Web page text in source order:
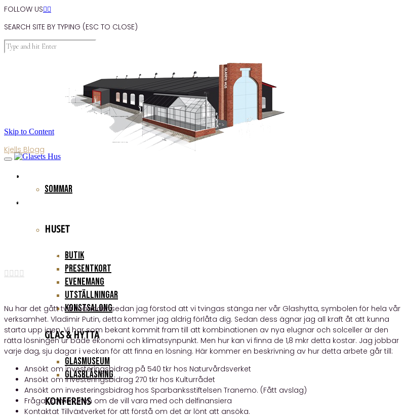
FOLLOW US
SEARCH SITE BY TYPING (ESC TO CLOSE)
Sommar
HUSET
Butik
Presentkort
Evenemang
Utställningar
Konstsalong
GLAS & HYTTA
Glasmuseum
Glasblåsning
KONFERENS
Skip to Content
Kjells Blogg
Blogg 259
Published By
30 oktober, 2022
   
Nu har det gått två månader sedan jag förstod att vi tvingas stänga ner vår Glashytta, symbolen för hela vår
verksamhet. Vladimir Putin, detta kommer jag aldrig förlåta dig. Sedan dess ägnar jag all kraft åt att kunna
starta upp igen. Vi har som bekant kommit fram till att kombinationen av nya elugnar och solceller är den
rätta lösningen ur både ekonomi och klimatsynpunkt. Men hur kan vi finna de 1,8 mkr detta kostar. Jag jobbar
varje dag, sju dagar i veckan för att finna en lösning. Här kommer en beskrivning av hur detta arbete går till:
Ansökt om investeringsbidrag på 540 tkr hos Naturvårdsverket
Ansökt om investeringsbidrag 270 tkr hos Kulturrådet
Ansökt om investeringsbidrag hos Sparbanksstiftelsen Tranemo. (Fått avslag)
Frågat kommunen om de vill vara med och delfinansiera
Kontaktat Tillväxtverket för att förstå om det är lönt att ansöka.